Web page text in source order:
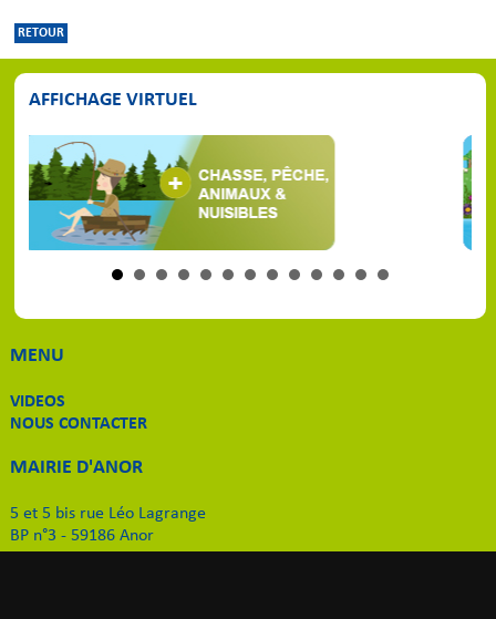
RETOUR
AFFICHAGE VIRTUEL
MENU
VIDEOS
NOUS CONTACTER
MAIRIE D'ANOR
5 et 5 bis rue Léo Lagrange
BP n°3 - 59186 Anor